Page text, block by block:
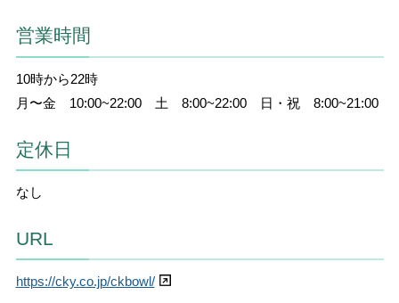
営業時間
10時から22時
月〜金 10:00~22:00 土 8:00~22:00 日・祝 8:00~21:00
定休日
なし
URL
https://cky.co.jp/ckbowl/